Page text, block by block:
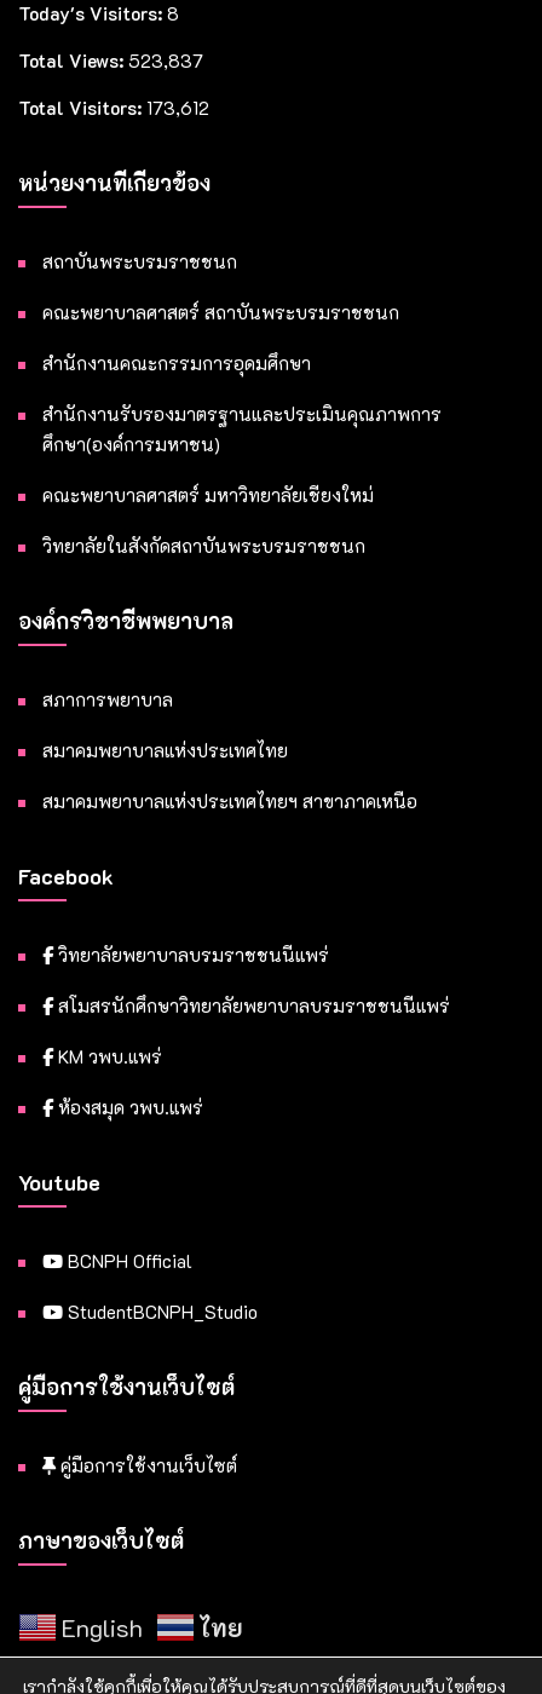
Today's Visitors: 8
Total Views: 523,837
Total Visitors: 173,612
หน่วยงานที่เกี่ยวข้อง
สถาบันพระบรมราชชนก
คณะพยาบาลศาสตร์ สถาบันพระบรมราชชนก
สำนักงานคณะกรรมการอุดมศึกษา
สำนักงานรับรองมาตรฐานและประเมินคุณภาพการ
ศึกษา(องค์การมหาชน)
คณะพยาบาลศาสตร์ มหาวิทยาลัยเชียงใหม่
วิทยาลัยในสังกัดสถาบันพระบรมราชชนก
องค์กรวิชาชีพพยาบาล
สภาการพยาบาล
สมาคมพยาบาลแห่งประเทศไทย
สมาคมพยาบาลแห่งประเทศไทยฯ สาขาภาคเหนือ
Facebook
วิทยาลัยพยาบาลบรมราชชนนีแพร่
สโมสรนักศึกษาวิทยาลัยพยาบาลบรมราชชนนีแพร่
KM วพบ.แพร่
ห้องสมุด วพบ.แพร่
Youtube
BCNPH Official
StudentBCNPH_Studio
คู่มือการใช้งานเว็บไซต์
คู่มือการใช้งานเว็บไซต์
ภาษาของเว็บไซต์
English ไทย
เรากำลังใช้คุกกี้เพื่อให้คุณได้รับประสบการณ์ที่ดีที่สุดบนเว็บไซต์ของ